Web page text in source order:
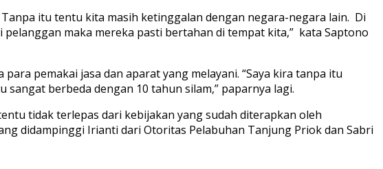
itu tentu kita masih ketinggalan dengan negara-negara lain. Di
maka mereka pasti bertahan di tempat kita,” kata Saptono
pemakai jasa dan aparat yang melayani. “Saya kira tanpa itu
berbeda dengan 10 tahun silam,” paparnya lagi.
tidak terlepas dari kebijakan yang sudah diterapkan oleh
didampinggi Irianti dari Otoritas Pelabuhan Tanjung Priok dan Sabri